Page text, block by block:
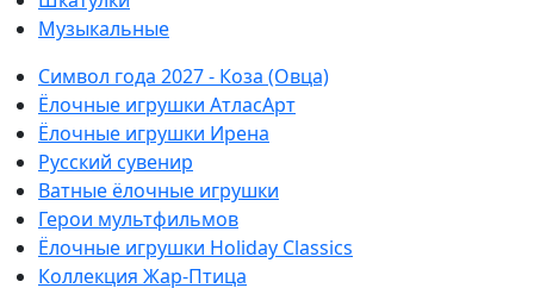
Музыкальные
Символ года 2027 - Коза (Овца)
Ёлочные игрушки АтласАрт
Ёлочные игрушки Ирена
Русский сувенир
Ватные ёлочные игрушки
Герои мультфильмов
Ёлочные игрушки Holiday Classics
Коллекция Жар-Птица